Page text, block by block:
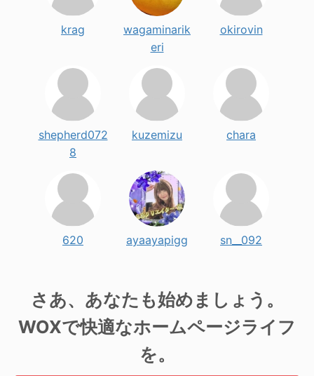
krag
wagaminarik
eri
okirovin
shepherd072
8
kuzemizu chara
620 ayaayapigg sn__092
さあ、あなたも始めましょう。
WOXで快適なホームページライフ
を。